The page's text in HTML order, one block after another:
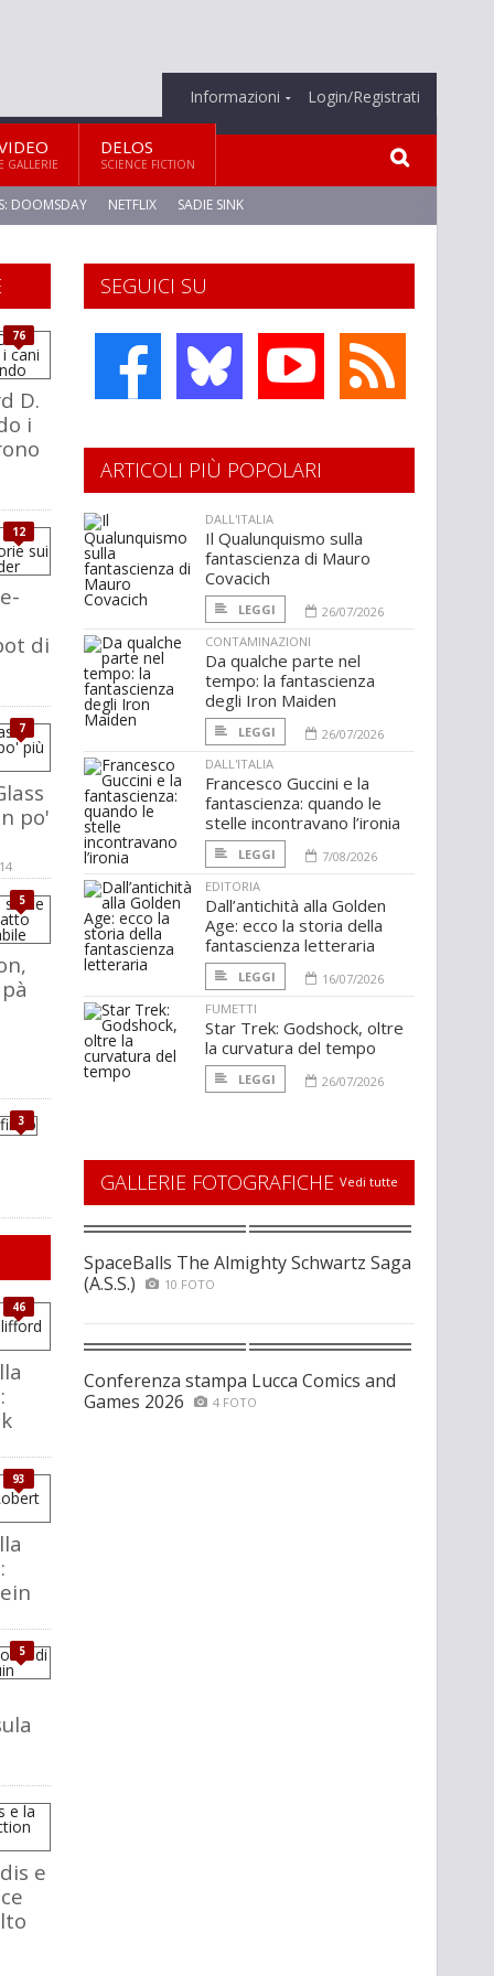
Informazioni Login/Registrati
E GALLERIE
DELOS
SCIENCE FICTION
DOOMSDAY NETFLIX SADIE SINK
SEGUICI SU
76
D.
i
12
di
7
po'
5
3
46
93
5
e
ARTICOLI PIÙ POPOLARI
DALL'ITALIA
Il Qualunquismo sulla
fantascienza di Mauro
Covacich
LEGGI
26/07/2026
CONTAMINAZIONI
Da qualche parte nel
tempo: la fantascienza
degli Iron Maiden
LEGGI
26/07/2026
DALL'ITALIA
Francesco Guccini e la
fantascienza: quando le
stelle incontravano l’ironia
LEGGI
7/08/2026
EDITORIA
Dall’antichità alla Golden
Age: ecco la storia della
fantascienza letteraria
LEGGI
16/07/2026
FUMETTI
Star Trek: Godshock, oltre
la curvatura del tempo
LEGGI 26/07/2026
GALLERIE FOTOGRAFICHE Vedi tutte
SpaceBalls The Almighty Schwartz Saga
(A.S.S.)
10 FOTO
Conferenza stampa Lucca Comics and
Games 2026
4 FOTO